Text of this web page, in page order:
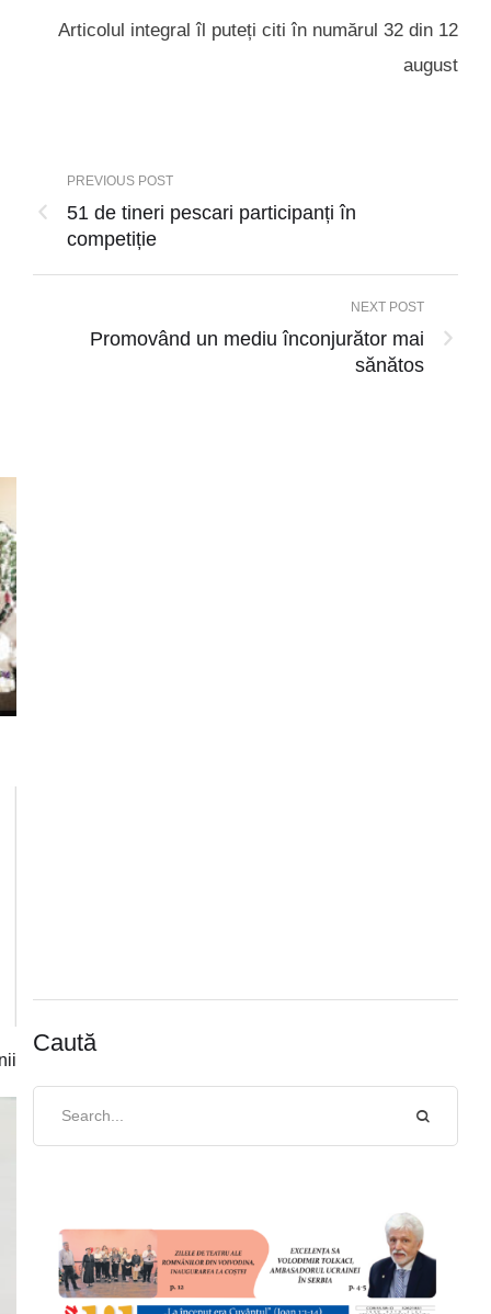
Articolul integral îl puteți citi în numărul 32 din 12
august
PREVIOUS POST
51 de tineri pescari participanți în
competiție
NEXT POST
Promovând un mediu înconjurător mai
sănătos
Caută